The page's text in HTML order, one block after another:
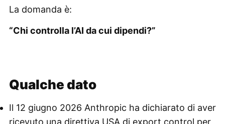
La domanda è:
“Chi controlla l’AI da cui dipendi?”
Qualche dato
Il 12 giugno 2026 Anthropic ha dichiarato di aver